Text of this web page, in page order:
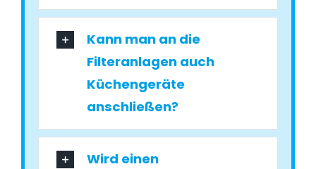
Kann man an die
Filteranlagen auch
Küchengeräte
anschließen?
Wird einen